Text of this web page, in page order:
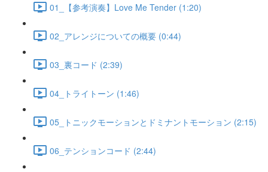
01_【参考演奏】Love Me Tender (1:20)
02_アレンジについての概要 (0:44)
03_裏コード (2:39)
04_トライトーン (1:46)
05_トニックモーションとドミナントモーション (2:15)
06_テンションコード (2:44)